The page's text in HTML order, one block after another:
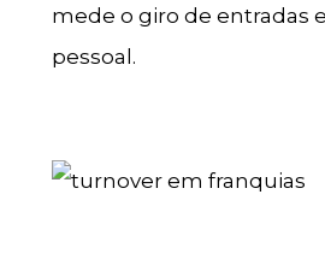
mede o giro de entradas
pessoal.